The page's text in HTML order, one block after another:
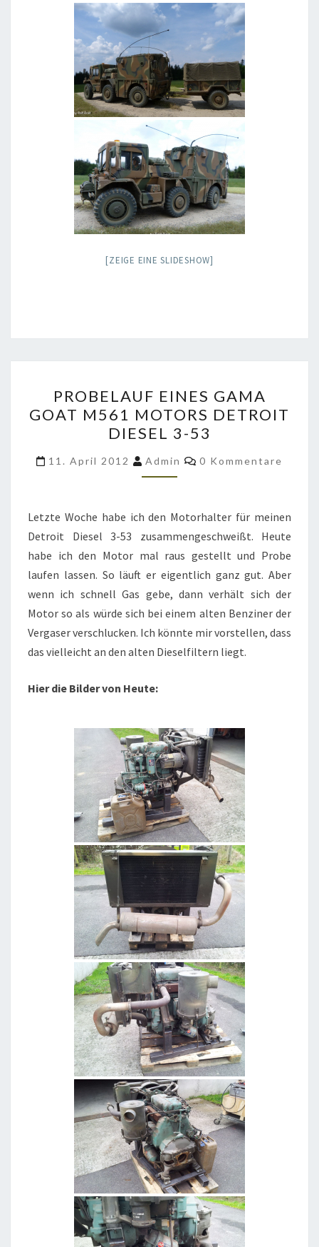
[ZEIGE EINE SLIDESHOW]
EINES
GAMA
GOAT
M561
MOTORS
DIESEL
3-
53
PROBELAUF EINES GAMA
GOAT M561 MOTORS DETROIT
DIESEL 3-53
11. April 2012 Admin Kommentare
0 Kommentare
Letzte Woche habe ich den Motorhalter für meinen
Detroit Diesel 3-53 zusammengeschweißt. Heute
habe ich den Motor mal raus gestellt und Probe
laufen lassen. So läuft er eigentlich ganz gut. Aber
wenn ich schnell Gas gebe, dann verhält sich der
Motor so als würde sich bei einem alten Benziner der
Vergaser verschlucken. Ich könnte mir vorstellen, dass
das vielleicht an den alten Dieselfiltern liegt.
Hier die Bilder von Heute: